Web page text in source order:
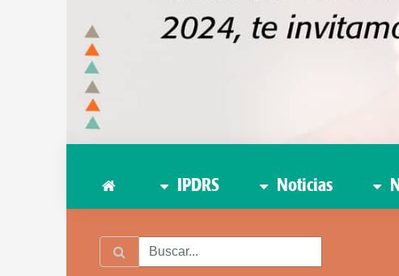
IPDRS Noticias